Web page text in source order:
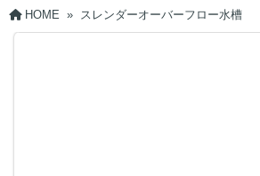
HOME » スレンダーオーバーフロー水槽